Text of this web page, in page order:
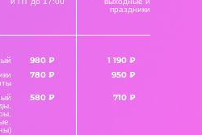
праздники
980 ₽ 1 190 ₽
780 ₽ 950 ₽
580 ₽ 710 ₽